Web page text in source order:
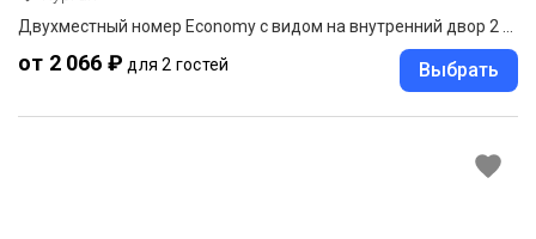
Двухместный номер Economy с видом на внутренний двор 2 отдельные кровати
от 2 066 ₽ для 2 гостей Выбрать